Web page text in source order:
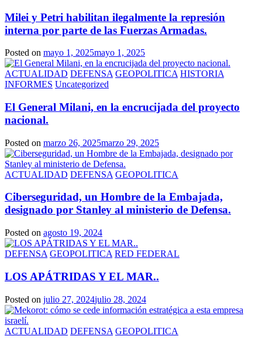
Milei y Petri habilitan ilegalmente la represión
interna por parte de las Fuerzas Armadas.
Posted on mayo 1, 2025mayo 1, 2025
ACTUALIDAD DEFENSA GEOPOLITICA HISTORIA
INFORMES Uncategorized
El General Milani, en la encrucijada del proyecto
nacional.
Posted on marzo 26, 2025marzo 29, 2025
ACTUALIDAD DEFENSA GEOPOLITICA
Ciberseguridad, un Hombre de la Embajada,
designado por Stanley al ministerio de Defensa.
Posted on agosto 19, 2024
DEFENSA GEOPOLITICA RED FEDERAL
LOS APÁTRIDAS Y EL MAR..
Posted on julio 27, 2024julio 28, 2024
ACTUALIDAD DEFENSA GEOPOLITICA